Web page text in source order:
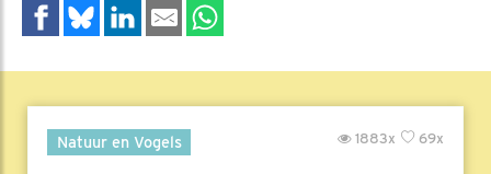
Natuur en Vogels 69x
1883x